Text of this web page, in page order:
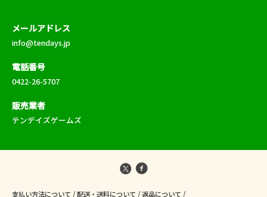
メールアドレス
info@tendays.jp
電話番号
0422-26-5707
販売業者
テンデイズゲームズ
支払い方法について /配送・送料について /返品について /